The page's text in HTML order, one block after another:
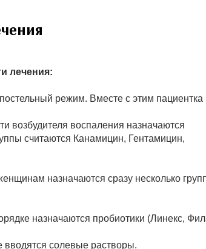
лечения:
режим. Вместе с этим пациентка
возбудителя воспаления назначаются
считаются Канамицин, Гентамицин,
назначаются сразу несколько
назначаются пробиотики (Линекс,
вводятся солевые растворы.